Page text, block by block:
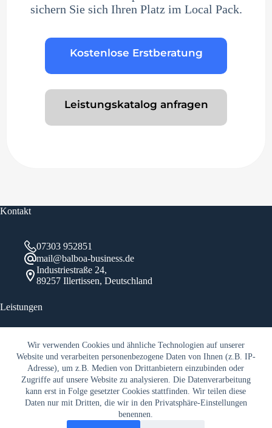
Wir verwenden Cookies und ähnliche Technologien auf unserer
Website und verarbeiten personenbezogene Daten von Ihnen (z.B. IP-
Adresse), um z.B. Medien von Drittanbietern einzubinden oder
Zugriffe auf unsere Website zu analysieren. Die Datenverarbeitung
kann erst in Folge gesetzter Cookies stattfinden. Wir teilen diese
Daten nur mit Dritten, die wir in den Privatsphäre-Einstellungen
benennen.
sichern Sie sich Ihren Platz im Local Pack.
Kostenlose Erstberatung
Leistungskatalog anfragen
Kontakt
07303 952851
mail@balboa-business.de
Industriestraße 24,
89257 Illertissen, Deutschland
Leistungen
Business Profile
Business Webseiten
StreetView Aufnahmen
Rechtliches